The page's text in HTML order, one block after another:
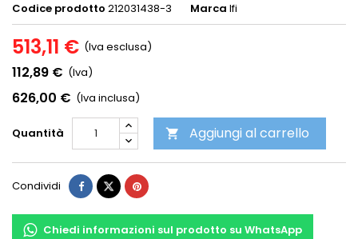
Codice prodotto 212031438-3 Marca Ifi
513,11 € (Iva esclusa)
112,89 € (Iva)
626,00 € (Iva inclusa)
Quantità  Aggiungi al carrello
Condividi
Chiedi informazioni sul prodotto su WhatsApp